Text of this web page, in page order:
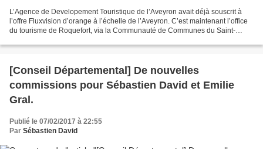
L’Agence de Developement Touristique de l’Aveyron avait déjà souscrit à
l’offre Fluxvision d’orange à l’échelle de l’Aveyron. C’est maintenant l’office
du tourisme de Roquefort, via la Communauté de Communes du Saint-
[Conseil Départemental] De nouvelles
commissions pour Sébastien David et Emilie
Gral.
Publié le 07/02/2017 à 22:55
Par Sébastien David